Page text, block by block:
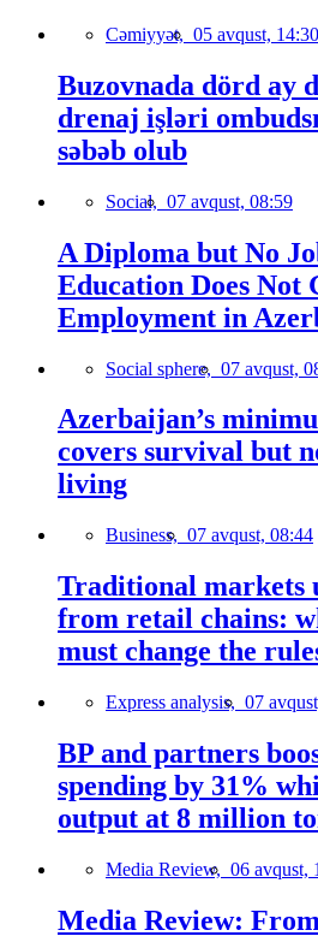
Cəmiyyət, 05 avqust, 14:30
Buzovnada dörd ay
drenaj işləri
səbəb olub
Social, 07 avqust, 08:59
A Diploma but No
Education Does Not
Employment in
Social sphere, 07 avqust,
Azerbaijan’s
covers survival but
living
Business, 07 avqust, 08:44
Traditional markets
from retail chains:
must change the
Express analysis, 07
BP and partners
spending by 31%
output at 8 million
Media Review, 06 avqust,
Media Review: